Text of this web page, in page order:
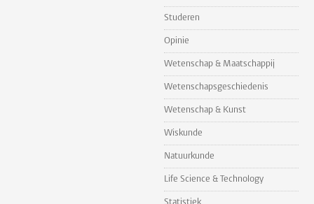
Studeren
Opinie
Wetenschap & Maatschappij
Wetenschapsgeschiedenis
Wetenschap & Kunst
Wiskunde
Natuurkunde
Life Science & Technology